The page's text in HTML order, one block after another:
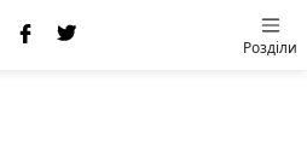
Розділи